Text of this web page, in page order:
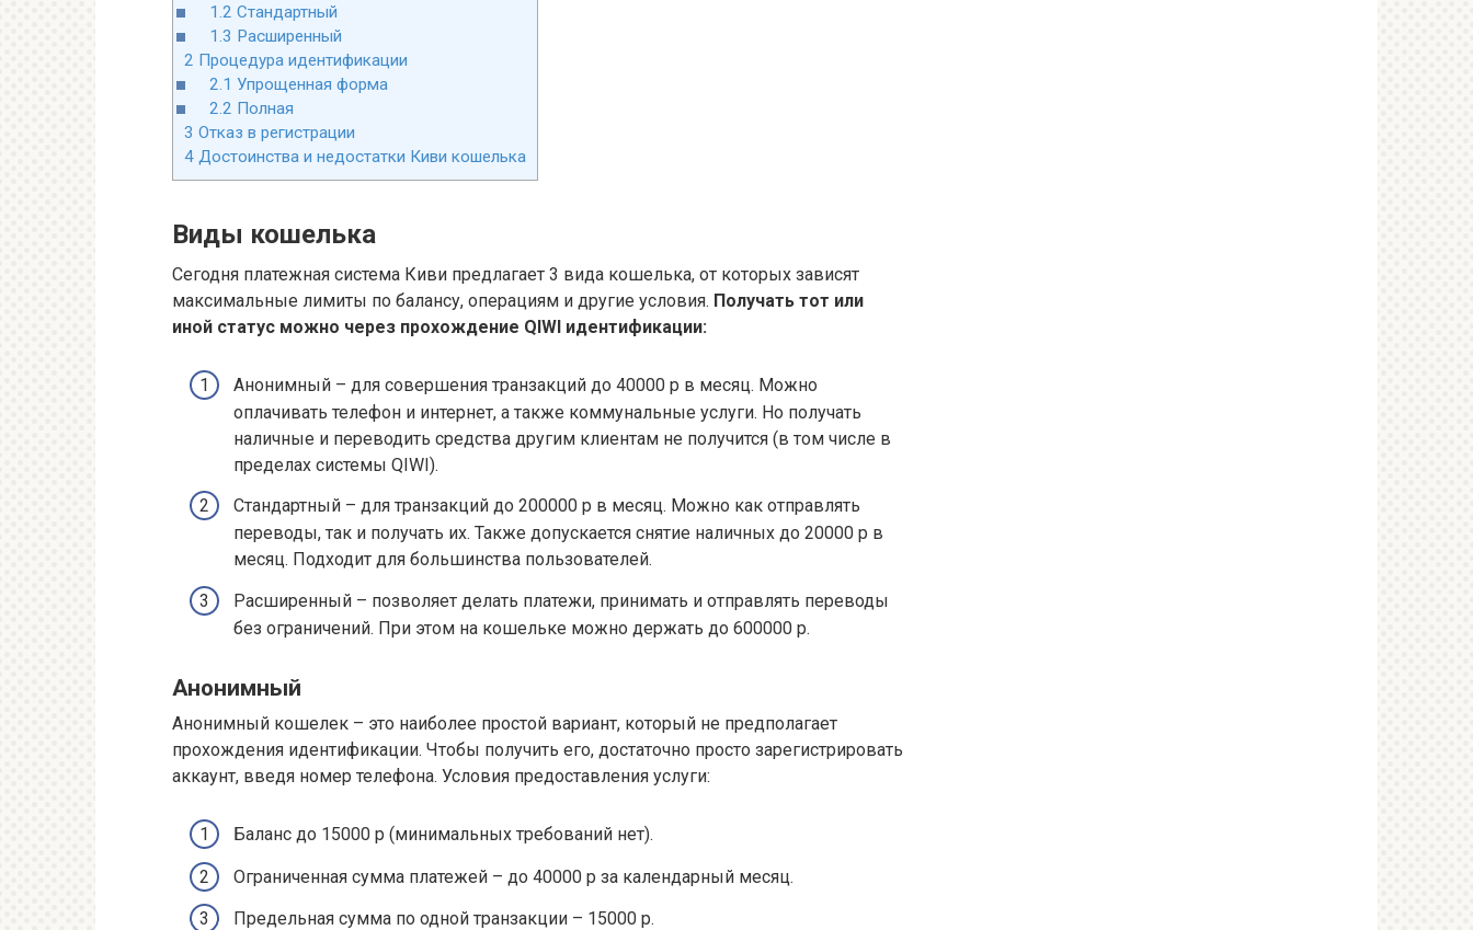
1.2 Стандартный
1.3 Расширенный
2 Процедура идентификации
2.1 Упрощенная форма
2.2 Полная
3 Отказ в регистрации
4 Достоинства и недостатки Киви кошелька
Виды кошелька
Сегодня платежная система Киви предлагает 3 вида кошелька, от которых зависят
максимальные лимиты по балансу, операциям и другие условия. Получать тот или
иной статус можно через прохождение QIWI идентификации:
Анонимный – для совершения транзакций до 40000 р в месяц. Можно
оплачивать телефон и интернет, а также коммунальные услуги. Но получать
наличные и переводить средства другим клиентам не получится (в том числе в
пределах системы QIWI).
Стандартный – для транзакций до 200000 р в месяц. Можно как отправлять
переводы, так и получать их. Также допускается снятие наличных до 20000 р в
месяц. Подходит для большинства пользователей.
Расширенный – позволяет делать платежи, принимать и отправлять переводы
без ограничений. При этом на кошельке можно держать до 600000 р.
Анонимный
Анонимный кошелек – это наиболее простой вариант, который не предполагает
прохождения идентификации. Чтобы получить его, достаточно просто зарегистрировать
аккаунт, введя номер телефона. Условия предоставления услуги:
Баланс до 15000 р (минимальных требований нет).
Ограниченная сумма платежей – до 40000 р за календарный месяц.
Предельная сумма по одной транзакции – 15000 р.